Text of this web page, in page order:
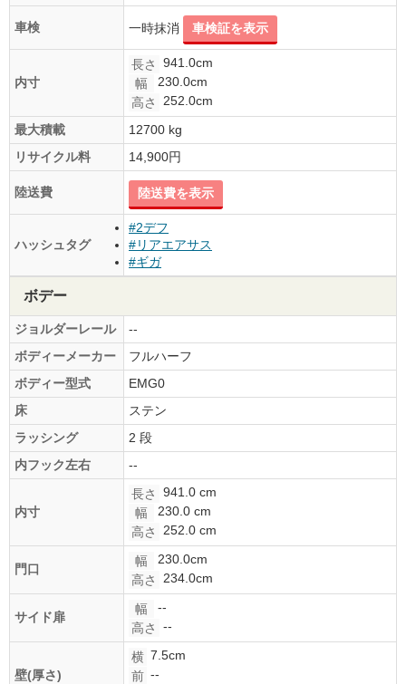
車検 一時抹消 車検証を表示
内寸
長さ
941.0cm
幅
230.0cm
高さ
252.0cm
最大積載
12700 kg
リサイクル料
14,900円
陸送費 陸送費を表示
ハッシュタグ
#2デフ
#リアエアサス
#ギガ
ボデー
ジョルダーレール
--
ボディーメーカー
フルハーフ
ボディー型式
EMG0
床
ステン
ラッシング
2 段
内フック左右
--
内寸
長さ
941.0 cm
幅
230.0 cm
高さ
252.0 cm
門口
幅
230.0cm
高さ
234.0cm
サイド扉
幅
--
高さ
--
壁(厚さ)
横 7.5cm
前 --